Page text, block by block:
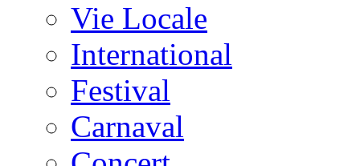
Vie Locale
International
Festival
Carnaval